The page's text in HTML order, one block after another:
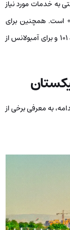
به خدمات مورد نیاز
دسترسی پیدا کنید. کد تلفن کشور تاجیکستان ۹۹۲+ است. همچنین برای
تماس با پلیس از شماره ۱۰۲، برای آتش‌نشانی از شماره ۱۰۱ و برای آمبولانس از
به معرفی برخی از